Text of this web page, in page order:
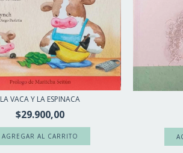
LA VACA Y LA ESPINACA
$29.900,00